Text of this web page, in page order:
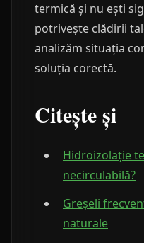
termică și nu ești
potrivește clădirii
analizăm situația
soluția corectă.
Citește și
Hidroizolație
necirculabilă?
Greșeli
naturale